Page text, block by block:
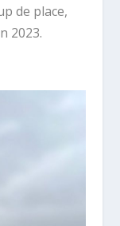
de place,
2023.